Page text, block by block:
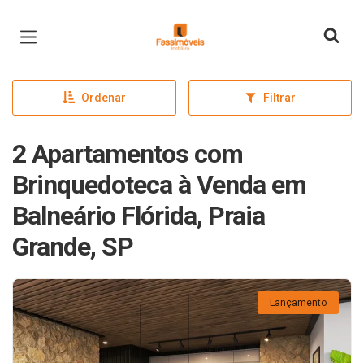
Página inicial
Ordenar Filtrar
2 Apartamentos com
Brinquedoteca à Venda em
Balneário Flórida, Praia
Grande, SP
Lançamento